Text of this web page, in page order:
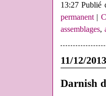
13:27 Publié
permanent|
assemblages,
11/12/2013
Darnish